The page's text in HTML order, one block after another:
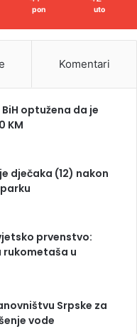
pon uto
Komentari
optužena da je
KM
dječaka (12) nakon
prvenstvo:
u
Srpske za
vode